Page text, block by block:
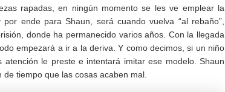
rapadas, en ningún momento se les ve emplear la
ende para Shaun, será cuando vuelva “al rebaño”,
donde ha permanecido varios años. Con la llegada
empezará a ir a la deriva. Y como decimos, si un niño
le preste e intentará imitar ese modelo. Shaun
tiempo que las cosas acaben mal.